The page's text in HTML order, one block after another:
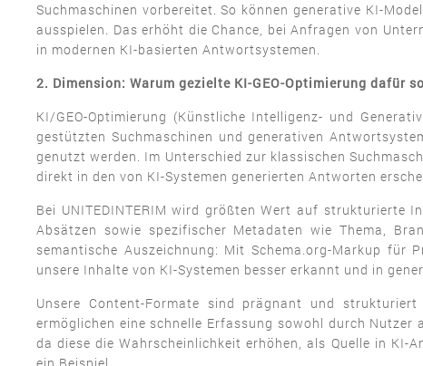
Suchmaschinen vorbereitet. So können generative KI-
ausspielen. Das erhöht die Chance, bei Anfragen von
in modernen KI-basierten Antwortsystemen.
2. Dimension: Warum gezielte KI-GEO-Optimierung dafür
KI/GEO-Optimierung (Künstliche Intelligenz- und
gestützten Suchmaschinen und generativen
genutzt werden. Im Unterschied zur klassischen
direkt in den von KI-Systemen generierten Antworten
Bei UNITEDINTERIM wird größten Wert auf strukturierte
Absätzen sowie spezifischer Metadaten wie Thema,
semantische Auszeichnung: Mit Schema.org-Markup
unsere Inhalte von KI-Systemen besser erkannt und in
Unsere Content-Formate sind prägnant und
ermöglichen eine schnelle Erfassung sowohl durch
da diese die Wahrscheinlichkeit erhöhen, als Quelle in KI-